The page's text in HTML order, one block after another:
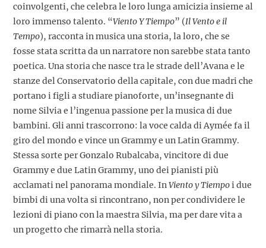
coinvolgenti, che celebrale loro lunga amicizia insieme al
loro immenso talento. “Viento Y Tiempo” (Il Vento e il
Tempo), racconta in musica una storia, la loro, che se
fosse stata scritta da un narratore non sarebbe stata tanto
poetica. Una storia che nasce tra le strade dell’Avana e le
stanze del Conservatorio della capitale, con due madri che
portano i figli a studiare pianoforte, un’insegnante di
nome Silvia e l’ingenua passione per la musica di due
bambini. Gli anni trascorrono: la voce calda di Aymée fa il
giro del mondo e vince un Grammy e un Latin Grammy.
Stessa sorte per Gonzalo Rubalcaba, vincitore di due
Grammy e due Latin Grammy, uno dei pianisti più
acclamati nel panorama mondiale. InViento y Tiempoi due
bimbi di una volta si rincontrano, non per condividere le
lezioni di piano con la maestra Silvia, ma per dare vita a
un progetto che rimarrà nella storia.